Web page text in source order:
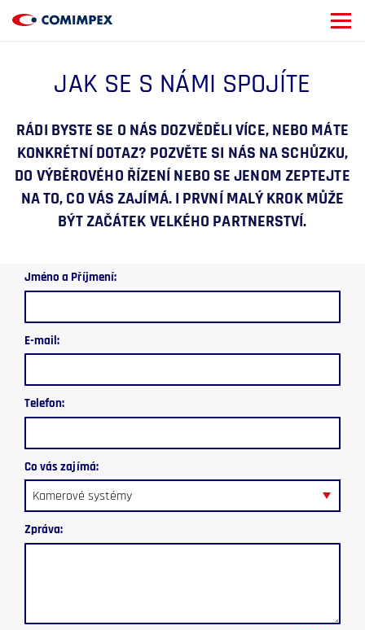
JAK SE S NÁMI SPOJÍTE
RÁDI BYSTE SE O NÁS DOZVĚDĚLI VÍCE, NEBO MÁTE
KONKRÉTNÍ DOTAZ? POZVĚTE SI NÁS NA SCHŮZKU,
DO VÝBĚROVÉHO ŘÍZENÍ NEBO SE JENOM ZEPTEJTE
NA TO, CO VÁS ZAJÍMÁ. I PRVNÍ MALÝ KROK MŮŽE
BÝT ZAČÁTEK VELKÉHO PARTNERSTVÍ.
Jméno a Příjmení:
E-mail:
Telefon:
Co vás zajímá:
Kamerové systémy
Zpráva: